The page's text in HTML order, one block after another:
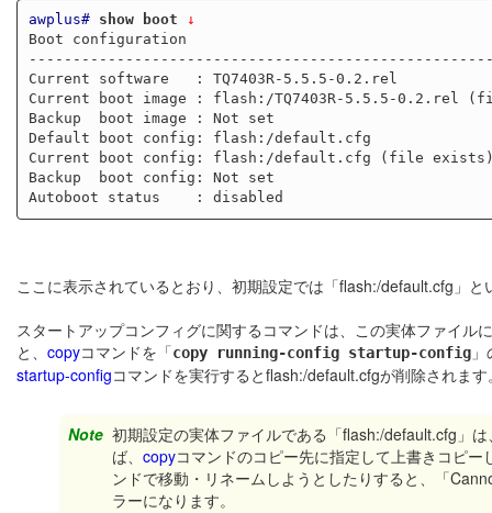
awplus# show boot ↓
Boot configuration
Current software   : TQ7403R-5.5.5-0.2.rel
Current boot image : flash:/TQ7403R-5.5.5-0.2.rel
Backup  boot image : Not set
Default boot config: flash:/default.cfg
Current boot config: flash:/default.cfg (file
Backup  boot config: Not set
ここに表示されているとおり、初期設定では「flash:/default.cfg」
スタートアップコンフィグに関するコマンドは、この実体ファイ
と、 copyコマンドを「copy running-config startup-config
startup-configコマンドを実行するとflash:/default.cfgが削除されます
Note 初期設定の実体ファイルである「flash:/default.cfg」
ば、copyコマンドのコピー先に指定して上書きコピー
ンドで移動・リネームしようとしたりすると、「
ラーになります。